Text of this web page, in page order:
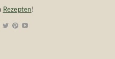
Rezepten!